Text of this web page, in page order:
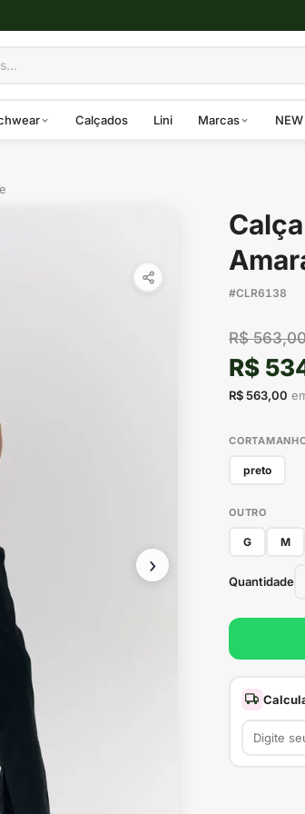
Calçados Lini Marcas
›
#CLR6138
R$
R$
R$ 563,00
preto
OUTRO
G M
Quantidade